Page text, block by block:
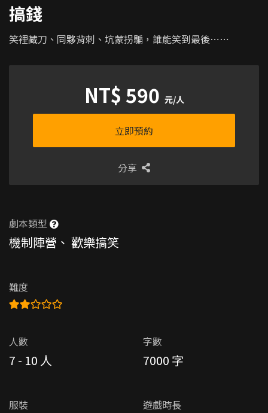
搞錢
笑裡藏刀、同夥背刺、坑蒙拐騙，誰能笑到最後⋯⋯
NT$ 590 元/人
立即預約
分享
劇本類型
機制陣營 、 歡樂搞笑
難度
人數
7 - 10 人
字數
7000 字
服裝 遊戲時長